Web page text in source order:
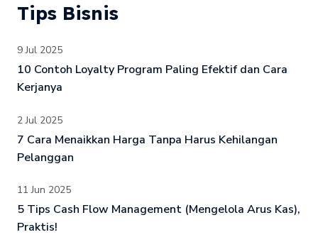
Tips Bisnis
9 Jul 2025
10 Contoh Loyalty Program Paling Efektif dan Cara
Kerjanya
2 Jul 2025
7 Cara Menaikkan Harga Tanpa Harus Kehilangan
Pelanggan
11 Jun 2025
5 Tips Cash Flow Management (Mengelola Arus Kas),
Praktis!